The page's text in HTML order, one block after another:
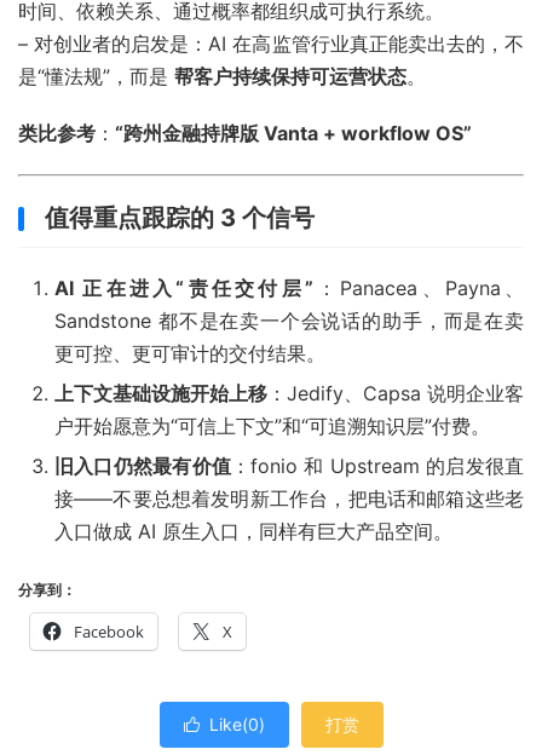
时间、依赖关系、通过概率都组织成可执行系统。
– 对创业者的启发是：AI 在高监管行业真正能卖出去的，不
是“懂法规”，而是 帮客户持续保持可运营状态。
类比参考 ： “跨州金融持牌版 Vanta + workflow OS”
值得重点跟踪的 3 个信号
AI 正在进入“责任交付层” ：Panacea、Payna、
Sandstone 都不是在卖一个会说话的助手，而是在卖
更可控、更可审计的交付结果。
上下文基础设施开始上移 ：Jedify、Capsa 说明企业客
户开始愿意为“可信上下文”和“可追溯知识层”付费。
旧入口仍然最有价值 ：fonio 和 Upstream 的启发很直
接——不要总想着发明新工作台，把电话和邮箱这些老
入口做成 AI 原生入口，同样有巨大产品空间。
分享到：
Facebook X
 Like(0) 打赏